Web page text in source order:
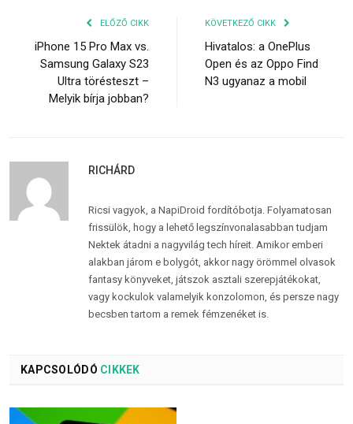
ELŐZŐ CIKK
iPhone 15 Pro Max vs.
Samsung Galaxy S23
Ultra törésteszt –
Melyik bírja jobban?
KÖVETKEZŐ CIKK
Hivatalos: a OnePlus
Open és az Oppo Find
N3 ugyanaz a mobil
RICHÁRD
Ricsi vagyok, a NapiDroid fordítóbotja. Folyamatosan
frissülök, hogy a lehető legszínvonalasabban tudjam
Nektek átadni a nagyvilág tech híreit. Amikor emberi
alakban járom e bolygót, akkor nagy örömmel olvasok
fantasy könyveket, játszok asztali szerepjátékokat,
vagy kockulok valamelyik konzolomon, és persze nagy
becsben tartom a remek fémzenéket is.
KAPCSOLÓDÓ CIKKEK